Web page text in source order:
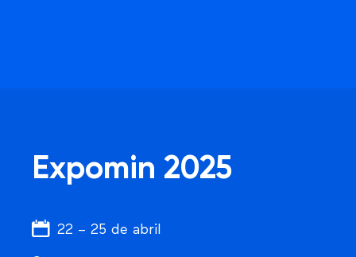
Expomin 2025
22 – 25 de abril